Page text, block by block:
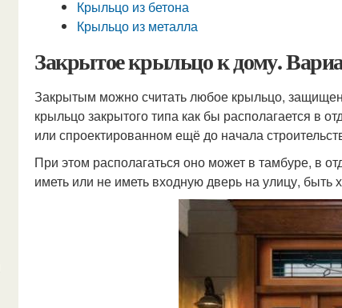
Крыльцо из бетона
Крыльцо из металла
Закрытое крыльцо к дому.
Закрытым можно считать любое крыльцо,
крыльцо закрытого типа как бы располагается в
или спроектированном ещё до начала
При этом располагаться оно может в тамбуре, в
иметь или не иметь входную дверь на улицу,